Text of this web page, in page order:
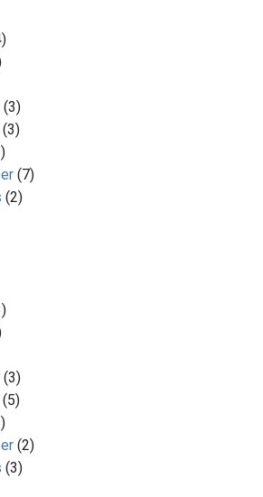
(3)
(7)
(2)
(3)
(2)
(3)